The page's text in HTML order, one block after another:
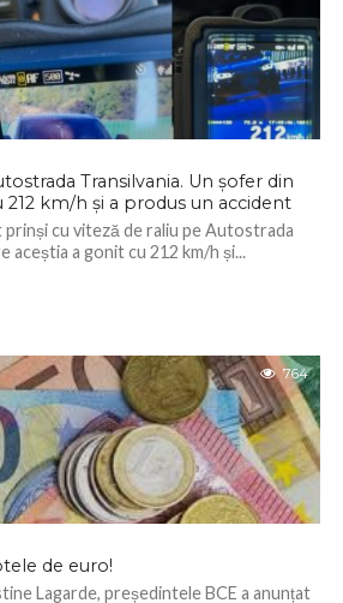
Transilvania. Un șofer din
212 km/h și a produs un accident
cu viteză de raliu pe Autostrada
aceștia a gonit cu 212 km/h și...
764
de euro!
Lagarde, președintele BCE a anunțat